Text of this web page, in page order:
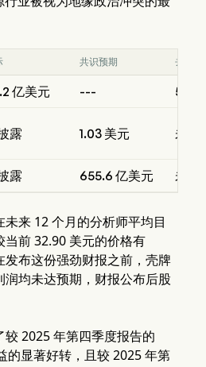
共识预期 去年同
亿美元 --- 55.8
露 1.03 美元 未披
露 655.6 亿美元 未披
来 12 个月的分析师平均目
前 32.90 美元的价格有
发布这份强劲财报之前，壳牌
均未达预期，财报公布后股
2025 年第四季度报告的
的显著好转，且较 2025 年第